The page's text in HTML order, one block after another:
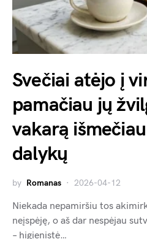
Svečiai atėjo į
pamačiau jų
vakarą
dalykų
by Romanas 2026-04-12
Niekada nepamiršiu tos
neįspėję, o aš dar nespėjau
– higienistė…